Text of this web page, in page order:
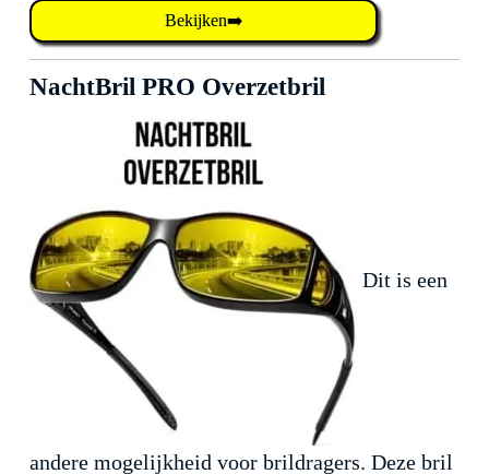
Bekijken➡️
NachtBril PRO Overzetbril
Dit is een
andere mogelijkheid voor brildragers. Deze bril